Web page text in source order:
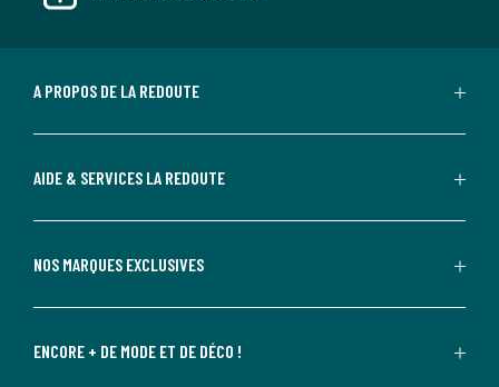
A PROPOS DE LA REDOUTE
AIDE & SERVICES LA REDOUTE
NOS MARQUES EXCLUSIVES
ENCORE + DE MODE ET DE DÉCO !